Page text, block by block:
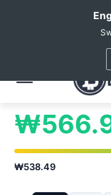
가상
₩538.49